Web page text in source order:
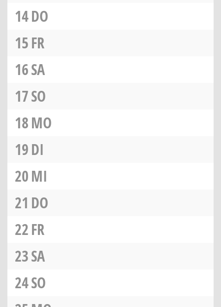
14DO
15FR
16SA
17SO
18MO
19DI
20MI
21 DO
22FR
23SA
24SO